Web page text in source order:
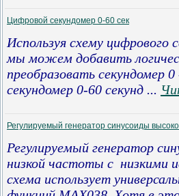
Цифровой секундомер 0-60 сек
Используя схему цифрового
мы можем добавить
преобразовать секундомер 0
секундомер 0-60 секунд ...
Регулируемый генератор синусоиды
Регулируемый генератор
низкой частоты с низкими
схема использует